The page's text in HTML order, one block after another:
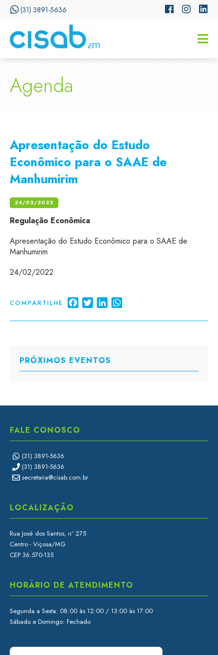
(31) 3891-5636
Agenda
Apresentação do Estudo
Econômico para o SAAE de
Manhumirim
24/02/2022
Regulação Econômica
Apresentação do Estudo Econômico para o SAAE de
Manhumirim
24/02/2022
COMPARTILHE FacebookTwitterLinkedIn
PRÓXIMOS EVENTOS
FALE CONOSCO
(31) 3891-5636
(31) 3891-5636
secretaria@cisab.com.br
LOCALIZAÇÃO
Rua José dos Santos, nº 275
Centro - Viçosa/MG
CEP 36.570-135
HORÁRIO DE ATENDIMENTO
Segunda a Sexta: 08:00 às 12:00 / 13:00 às 17:00
Sábado e Domingo: Fechado
CISSA
Assistente Virtual do CISAB